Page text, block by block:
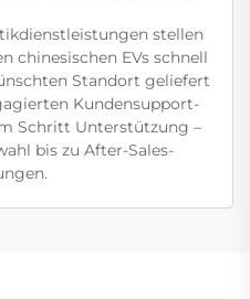
stellen
chinesischen EVs schnell
Standort geliefert
Kundensupport-
Schritt Unterstützung –
bis zu After-Sales-